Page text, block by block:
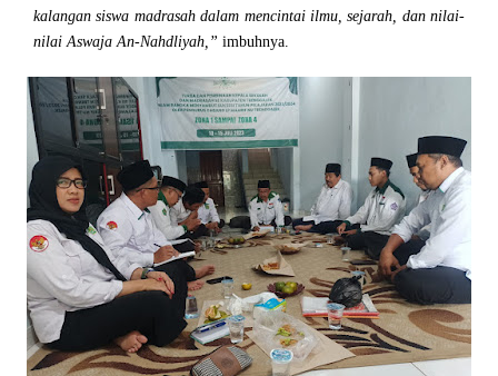
kalangan siswa madrasah dalam mencintai ilmu, sejarah, dan nilai-
nilai Aswaja An-Nahdliyah,” imbuhnya.